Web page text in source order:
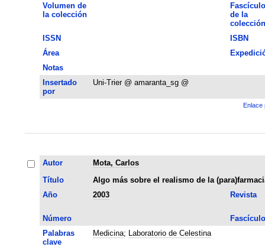
Volumen de
la colección
Fascículo
de la
colección
ISSN
ISBN
Área
Notas
Insertado
por
Uni-Trier @ amaranta_sg @
Enlace
Autor
Mota, Carlos
Título
Algo más sobre el realismo de la
Año
2003 Revista
Número
Fascículo
Palabras
clave
Medicina; Laboratorio de Celestina